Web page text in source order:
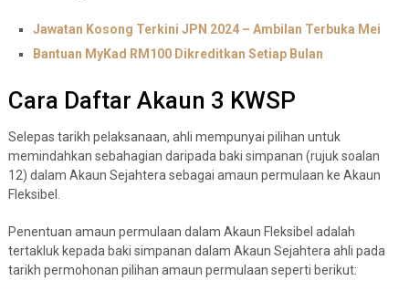
Jawatan Kosong Terkini JPN 2024 – Ambilan Terbuka Mei
Bantuan MyKad RM100 Dikreditkan Setiap Bulan
Cara Daftar Akaun 3 KWSP
Selepas tarikh pelaksanaan, ahli mempunyai pilihan untuk
memindahkan sebahagian daripada baki simpanan (rujuk soalan
12) dalam Akaun Sejahtera sebagai amaun permulaan ke Akaun
Fleksibel.
Penentuan amaun permulaan dalam Akaun Fleksibel adalah
tertakluk kepada baki simpanan dalam Akaun Sejahtera ahli pada
tarikh permohonan pilihan amaun permulaan seperti berikut: